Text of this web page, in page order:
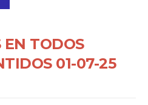
EN TODOS
01-07-25